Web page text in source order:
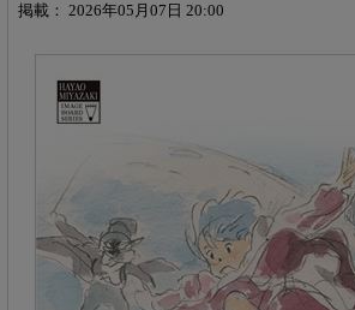
掲載： 2026年05月07日 20:00